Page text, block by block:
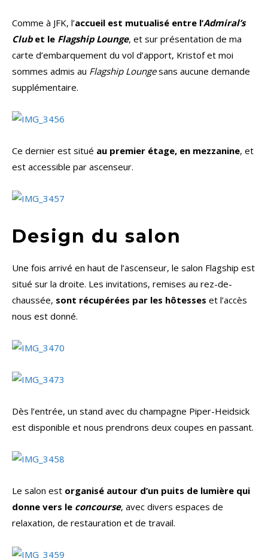
Comme à JFK, l’accueil est mutualisé entre l’Admiral’s
Clubet le Flagship Lounge, et sur présentation de ma
carte d’embarquement du vol d’apport, Kristof et moi
sommes admis au Flagship Loungesans aucune demande
supplémentaire.
Ce dernier est situé au premier étage, en mezzanine, et
est accessible par ascenseur.
Design du salon
Une fois arrivé en haut de l’ascenseur, le salon Flagship est
situé sur la droite. Les invitations, remises au rez-de-
chaussée, sont récupérées par les hôtesses et l’accès
nous est donné.
Dès l’entrée, un stand avec du champagne Piper-Heidsick
est disponible et nous prendrons deux coupes en passant.
Le salon est organisé autour d’un puits de lumière qui
donne vers le concourse, avec divers espaces de
relaxation, de restauration et de travail.